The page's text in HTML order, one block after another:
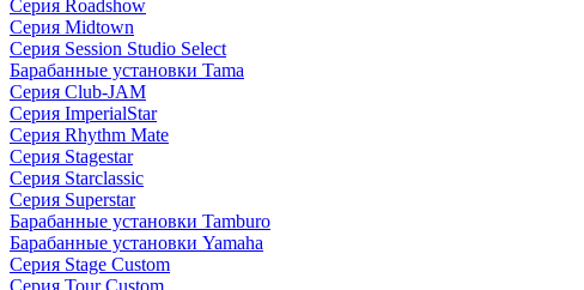
Серия Roadshow
Серия Midtown
Серия Session Studio Select
Барабанные установки Tama
Серия Club-JAM
Серия ImperialStar
Серия Rhythm Mate
Серия Stagestar
Серия Starclassic
Серия Superstar
Барабанные установки Tamburo
Барабанные установки Yamaha
Серия Stage Custom
Серия Tour Custom